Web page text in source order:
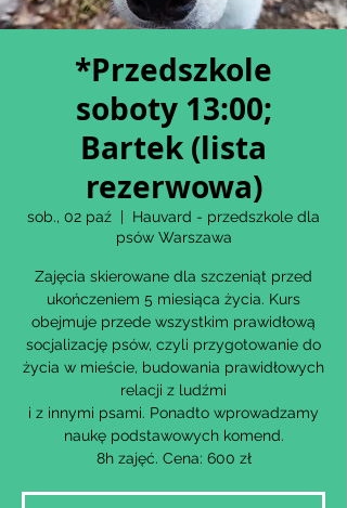
*Przedszkole
soboty 13:00;
Bartek (lista
rezerwowa)
sob., 02 paź
  |
Hauvard - przedszkole dla
psów Warszawa
Zajęcia skierowane dla szczeniąt przed
ukończeniem 5 miesiąca życia. Kurs
obejmuje przede wszystkim prawidłową
socjalizację psów, czyli przygotowanie do
życia w mieście, budowania prawidłowych
relacji z ludźmi
i z innymi psami. Ponadto wprowadzamy
naukę podstawowych komend.
8h zajęć. Cena: 600 zł